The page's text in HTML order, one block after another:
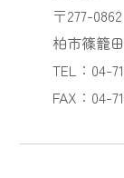
〒277-0862
柏市篠籠
TEL：04-
FAX：04-